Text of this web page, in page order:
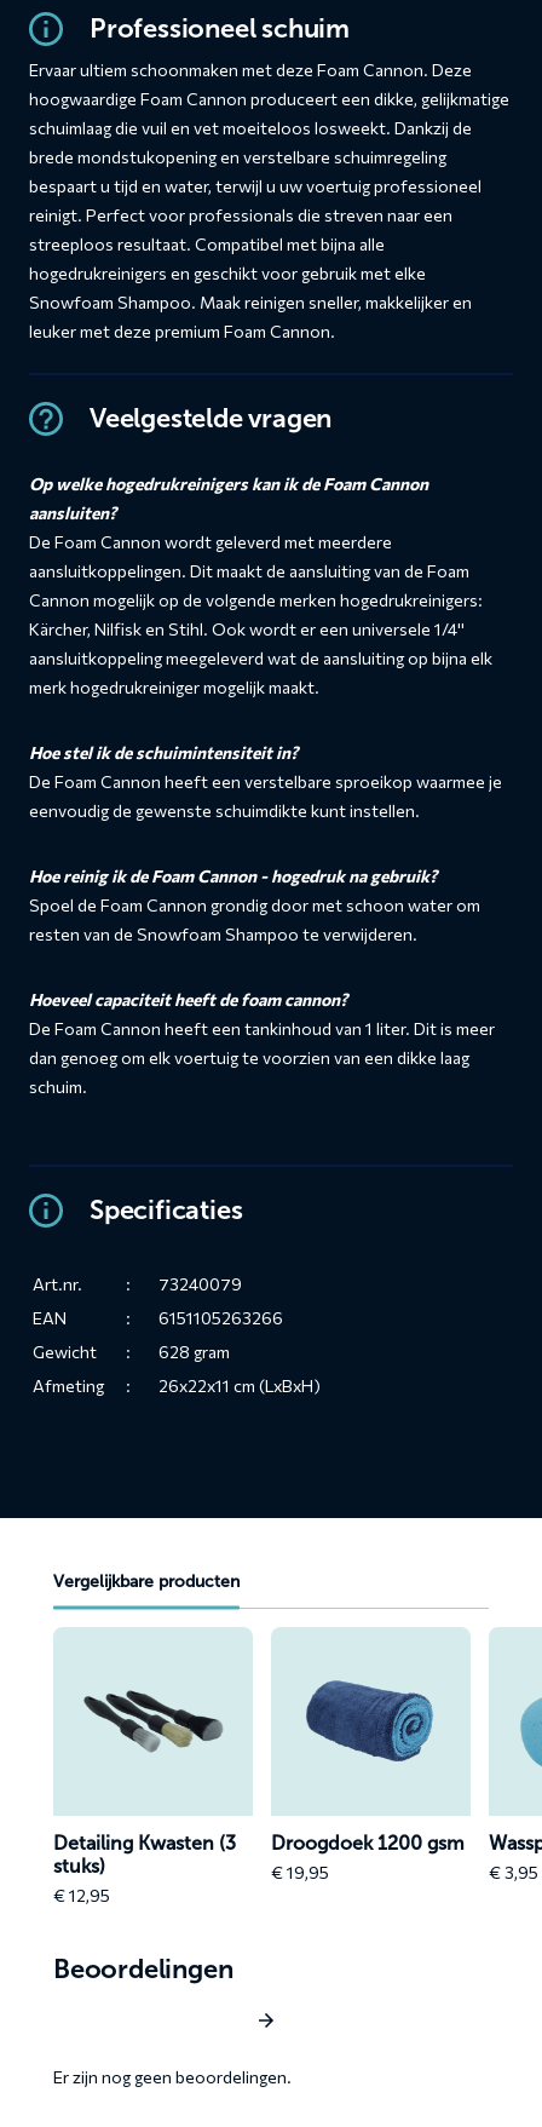
Professioneel schuim
Ervaar ultiem schoonmaken met deze Foam Cannon. Deze
hoogwaardige Foam Cannon produceert een dikke, gelijkmatige
schuimlaag die vuil en vet moeiteloos losweekt. Dankzij de
brede mondstukopening en verstelbare schuimregeling
bespaart u tijd en water, terwijl u uw voertuig professioneel
reinigt. Perfect voor professionals die streven naar een
streeploos resultaat. Compatibel met bijna alle
hogedrukreinigers en geschikt voor gebruik met elke
Snowfoam Shampoo. Maak reinigen sneller, makkelijker en
leuker met deze premium Foam Cannon.
Veelgestelde vragen
Op welke hogedrukreinigers kan ik de Foam Cannon
aansluiten?
De Foam Cannon wordt geleverd met meerdere
aansluitkoppelingen. Dit maakt de aansluiting van de Foam
Cannon mogelijk op de volgende merken hogedrukreinigers:
Kärcher, Nilfisk en Stihl. Ook wordt er een universele 1/4''
aansluitkoppeling meegeleverd wat de aansluiting op bijna elk
merk hogedrukreiniger mogelijk maakt.
Hoe stel ik de schuimintensiteit in?
De Foam Cannon heeft een verstelbare sproeikop waarmee je
eenvoudig de gewenste schuimdikte kunt instellen.
Hoe reinig ik de Foam Cannon - hogedruk na gebruik?
Spoel de Foam Cannon grondig door met schoon water om
resten van de Snowfoam Shampoo te verwijderen.
Hoeveel capaciteit heeft de foam cannon?
De Foam Cannon heeft een tankinhoud van 1 liter. Dit is meer
dan genoeg om elk voertuig te voorzien van een dikke laag
schuim.
Specificaties
Art.nr. :
73240079
EAN
:
6151105263266
Gewicht
:
628 gram
Afmeting
: 26x22x11 cm (LxBxH)
Vergelijkbare producten
Lees
over
Detailing
stuks)
Detailing Kwasten (3
stuks)
€12,95
Lees
Droogdoek
Droogdoek 1200 gsm
€19,95
Lees
€3,95
Beoordelingen
Er zijn nog geen beoordelingen.